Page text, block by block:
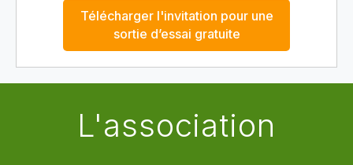
Télécharger l'invitation pour une
sortie d’essai gratuite
L'association